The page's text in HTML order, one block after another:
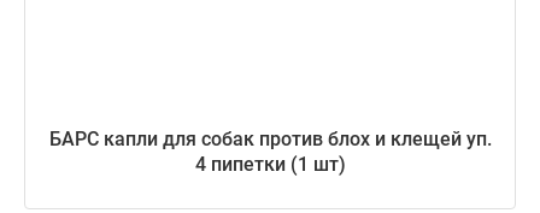
БАРС капли для собак против блох и клещей уп.
4 пипетки (1 шт)